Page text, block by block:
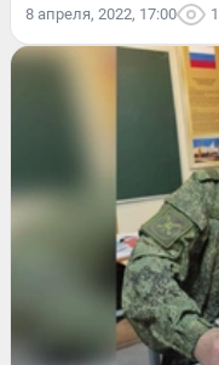
8 апреля, 2022, 17:00